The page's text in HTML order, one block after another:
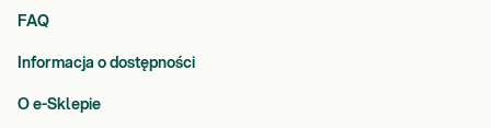
FAQ
Informacja o dostępności
O e-Sklepie